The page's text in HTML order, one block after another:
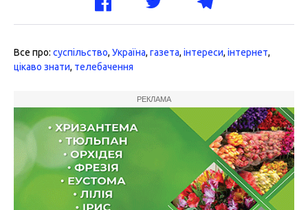
Все про: суспільство, Україна, газета, інтереси, інтернет,
цікаво знати, телебачення
РЕКЛАМА